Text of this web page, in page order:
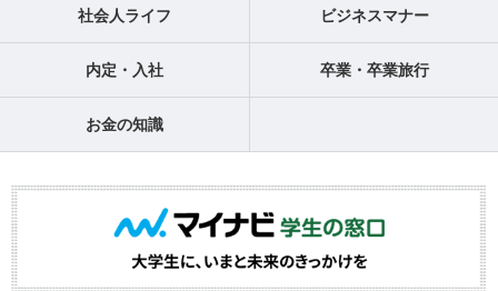
社会人ライフ ビジネスマナー
内定・入社 卒業・卒業旅行
お金の知識